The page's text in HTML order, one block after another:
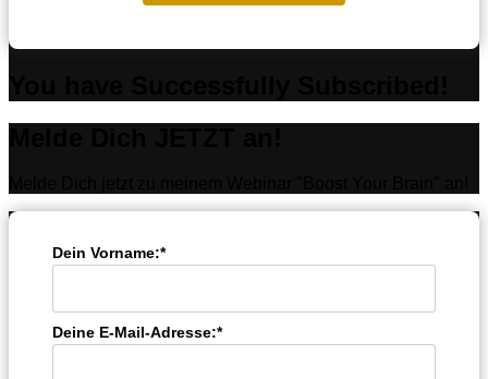
Dein Vorname:*
Deine E-Mail-Adresse:*